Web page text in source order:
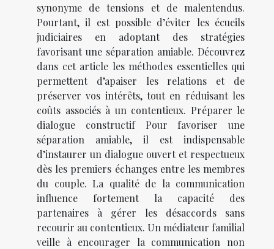
synonyme de tensions et de malentendus.
Pourtant, il est possible d’éviter les écueils
judiciaires en adoptant des stratégies
favorisant une séparation amiable. Découvrez
dans cet article les méthodes essentielles qui
permettent d’apaiser les relations et de
préserver vos intérêts, tout en réduisant les
coûts associés à un contentieux. Préparer le
dialogue constructif Pour favoriser une
séparation amiable, il est indispensable
d’instaurer un dialogue ouvert et respectueux
dès les premiers échanges entre les membres
du couple. La qualité de la communication
influence fortement la capacité des
partenaires à gérer les désaccords sans
recourir au contentieux. Un médiateur familial
veille à encourager la communication non